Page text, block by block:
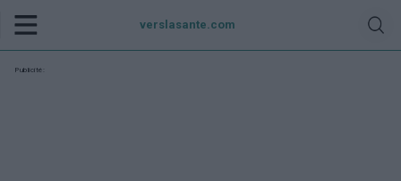
verslasante.com
Publicité: